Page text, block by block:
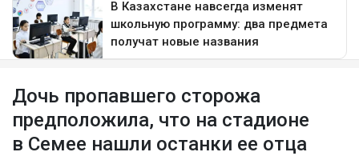
Дочь пропавшего сторожа
предположила, что на стадионе
в Семее нашли останки ее отца